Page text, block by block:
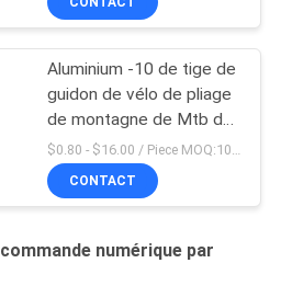
Aluminium -10 de tige de
guidon de vélo de pliage
de montagne de Mtb de
route d'Aliminum
CONTACT
numérique par